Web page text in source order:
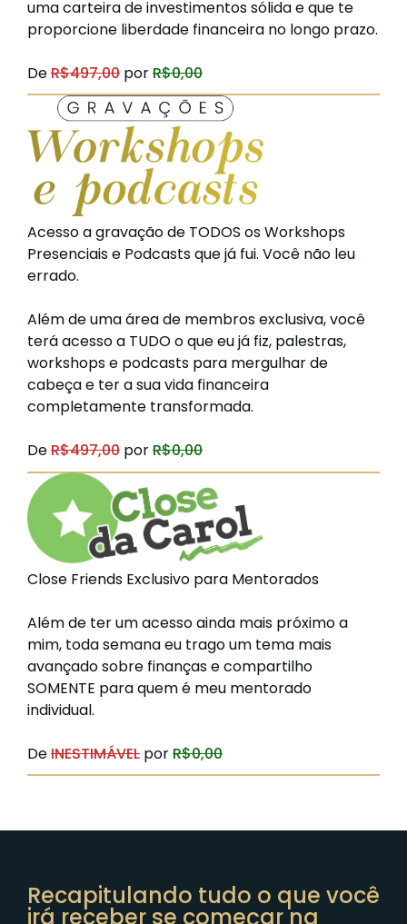
uma carteira de investimentos sólida e que te
proporcione liberdade financeira no longo prazo.
DeR$497,00 porR$0,00
Acesso a gravação de TODOS os Workshops
Presenciais e Podcasts que já fui. Você não leu
errado.
Além de uma área de membros exclusiva, você
terá acesso a TUDO o que eu já fiz, palestras,
workshops e podcasts para mergulhar de
cabeça e ter a sua vida financeira
completamente transformada.
DeR$497,00 porR$0,00
Close Friends Exclusivo para Mentorados
Além de ter um acesso ainda mais próximo a
mim, toda semana eu trago um tema mais
avançado sobre finanças e compartilho
SOMENTE para quem é meu mentorado
individual.
DeINESTIMÁVEL porR$0,00
Recapitulando tudo o que você
irá receber se começar na